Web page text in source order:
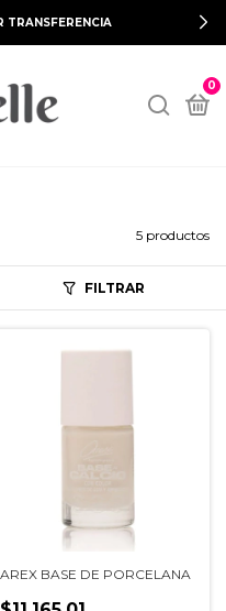
0
5 productos
FILTRAR
AREX BASE DE PORCELANA